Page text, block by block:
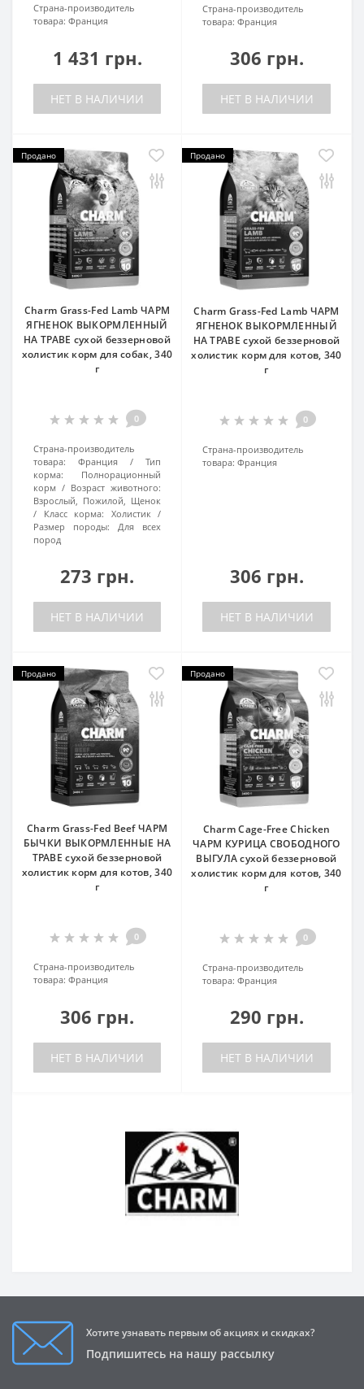
Страна-производитель
товара: Франция
1 431 грн.
НЕТ В НАЛИЧИИ
Страна-производитель
товара: Франция
306 грн.
НЕТ В НАЛИЧИИ
Продано
Charm Grass-Fed Lamb ЧАРМ
ЯГНЕНОК ВЫКОРМЛЕННЫЙ
НА ТРАВЕ сухой беззерновой
холистик корм для собак, 340
г
0
Страна-производитель
товара:
Франция
Тип
корма:
Полнорационный
корм
Возраст животного:
Взрослый, Пожилой, Щенок
Класс корма:
Холистик
Размер породы:
Для всех
пород
273 грн.
НЕТ В НАЛИЧИИ
Продано
Charm Grass-Fed Lamb ЧАРМ
ЯГНЕНОК ВЫКОРМЛЕННЫЙ
НА ТРАВЕ сухой беззерновой
холистик корм для котов, 340
г
0
Страна-производитель
товара: Франция
306 грн.
НЕТ В НАЛИЧИИ
Продано
Charm Grass-Fed Beef ЧАРМ
БЫЧКИ ВЫКОРМЛЕННЫЕ НА
ТРАВЕ сухой беззерновой
холистик корм для котов, 340
г
0
Страна-производитель
товара: Франция
306 грн.
НЕТ В НАЛИЧИИ
Продано
Charm Cage-Free Chicken
ЧАРМ КУРИЦА СВОБОДНОГО
ВЫГУЛА сухой беззерновой
холистик корм для котов, 340
г
0
Страна-производитель
товара: Франция
290 грн.
НЕТ В НАЛИЧИИ
Хотите узнавать первым об акциях и скидках?
Подпишитесь на нашу рассылку